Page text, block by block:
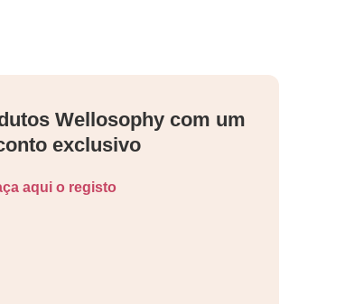
Wellosophy com um
exclusivo
aqui o registo